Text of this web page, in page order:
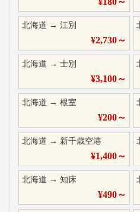
北海道 → 江別
¥2,730～
北海道 → 士別
¥3,100～
北海道 → 根室
¥200～
北海道 → 新千歳空港
¥1,400～
北海道 → 知床
¥490～